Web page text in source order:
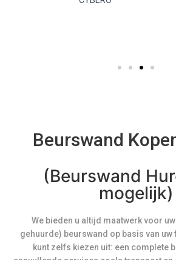
Beurswand
(Beurswand
mogelijk)
We bieden u altijd maatwerk voor
gehuurde) beurswand op basis van uw
kunt zelfs kiezen uit: een complete